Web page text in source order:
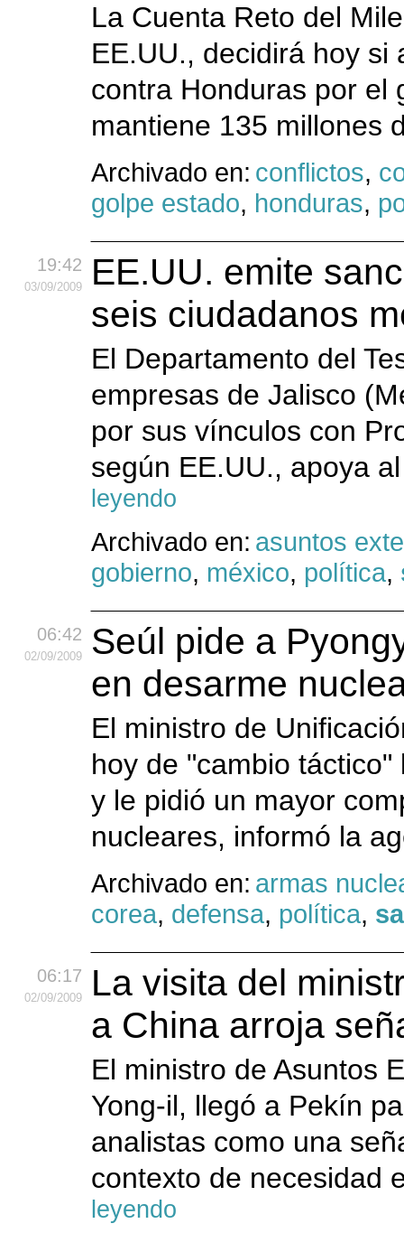
La Cuenta Reto del
EE.UU., decidirá hoy
contra Honduras por el
mantiene 135 millones
Archivado en: conflictos,
golpe estado, honduras,
19:42
03/09/2009
EE.UU. emite
seis ciudadanos
El Departamento del
empresas de Jalisco
por sus vínculos con
según EE.UU., apoya
leyendo
Archivado en: asuntos
gobierno, méxico, política,
06:42
02/09/2009
Seúl pide a
en desarme
El ministro de
hoy de "cambio
y le pidió un mayor
nucleares, informó la
Archivado en: armas
corea, defensa, política,
06:17
02/09/2009
La visita del
a China arroja
El ministro de Asuntos
Yong-il, llegó a Pekín
analistas como una
contexto de necesidad
leyendo